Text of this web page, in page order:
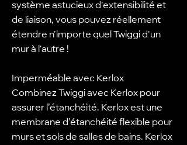
système astucieux d'extensibilité et
de liaison, vous pouvez réellement
étendre n'importe quel Twiggi d'un
mur à l'autre !
Imperméable avec Kerlox
Combinez Twiggi avec Kerlox pour
assurer l’étanchéité. Kerlox est une
membrane d’étanchéité flexible pour
murs et sols de salles de bains. Kerlox